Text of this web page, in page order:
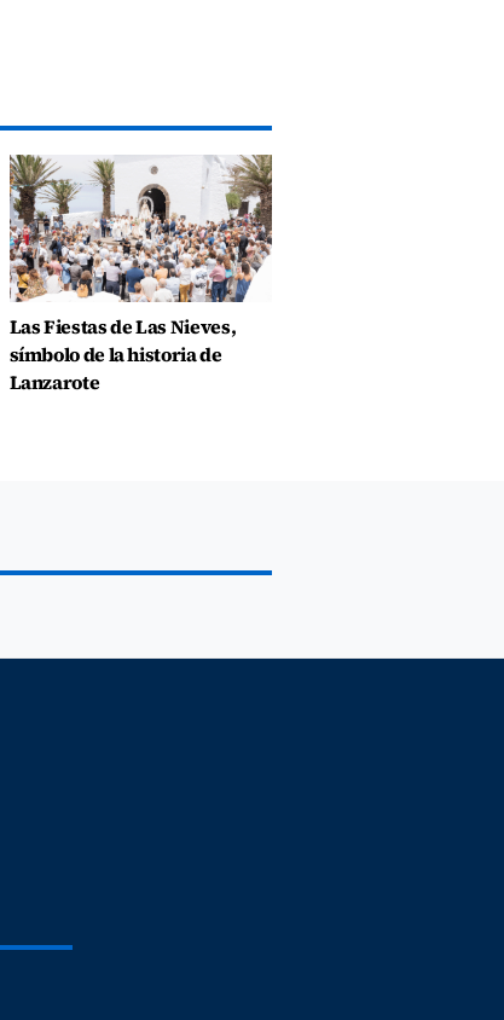
Las Fiestas de Las Nieves,
símbolo de la historia de
Lanzarote